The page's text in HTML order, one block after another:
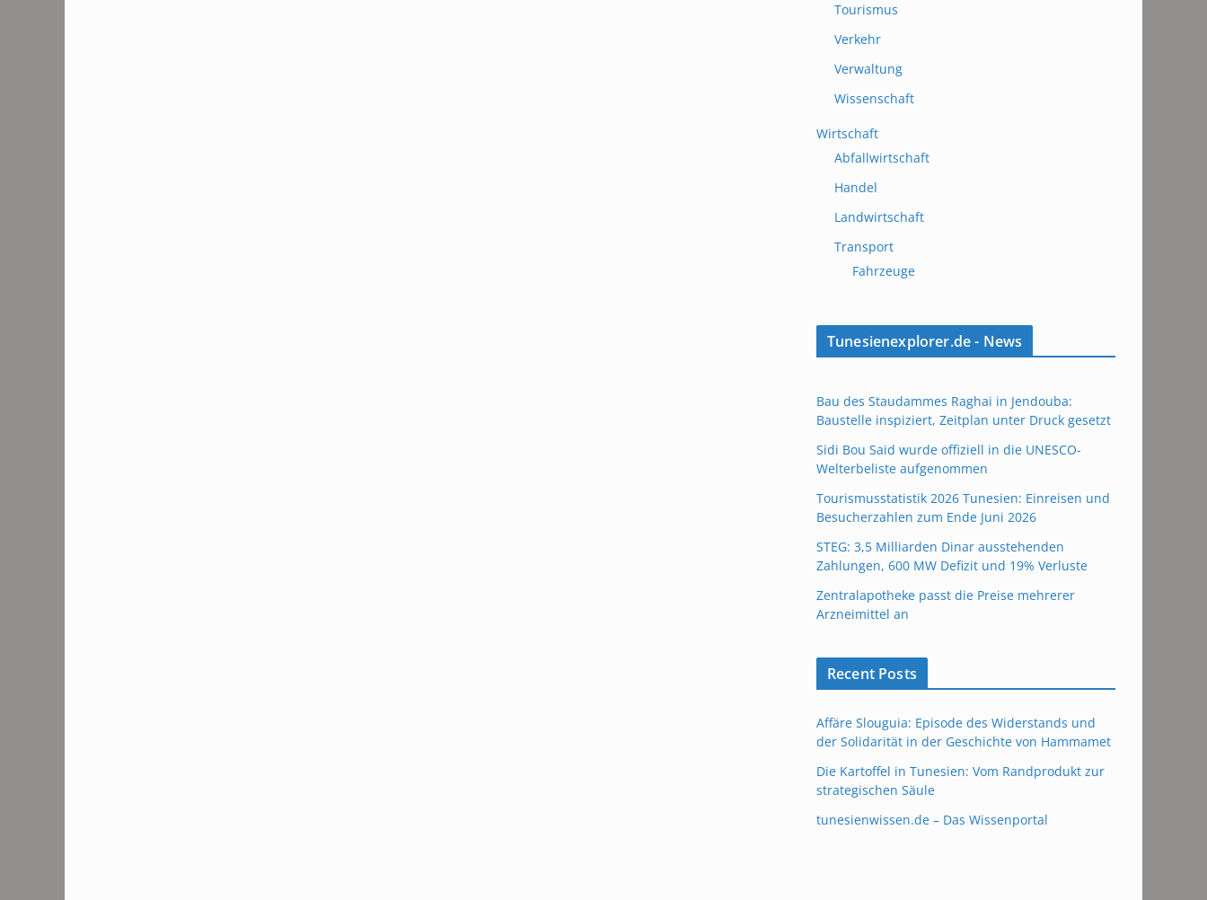
Tourismus
Verkehr
Verwaltung
Wissenschaft
Wirtschaft
Abfallwirtschaft
Handel
Landwirtschaft
Transport
Fahrzeuge
Tunesienexplorer.de - News
Bau des Staudammes Raghai in Jendouba:
Baustelle inspiziert, Zeitplan unter Druck gesetzt
Sidi Bou Said wurde offiziell in die UNESCO-
Welterbeliste aufgenommen
Tourismusstatistik 2026 Tunesien: Einreisen und
Besucherzahlen zum Ende Juni 2026
STEG: 3,5 Milliarden Dinar ausstehenden
Zahlungen, 600 MW Defizit und 19% Verluste
Zentralapotheke passt die Preise mehrerer
Arzneimittel an
Recent Posts
Affäre Slouguia: Episode des Widerstands und
der Solidarität in der Geschichte von Hammamet
Die Kartoffel in Tunesien: Vom Randprodukt zur
strategischen Säule
tunesienwissen.de – Das Wissenportal